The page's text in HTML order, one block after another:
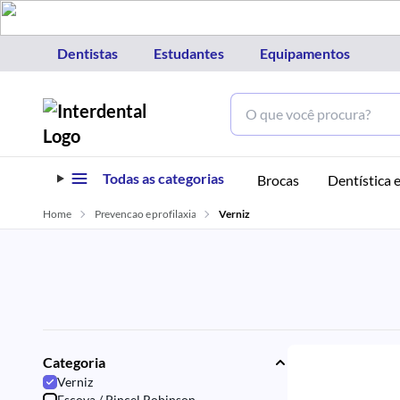
Dentistas Estudantes Equipamentos
Todas as categorias Brocas Dentística
Home
Prevencao e profilaxia Verniz
Categoria
Verniz